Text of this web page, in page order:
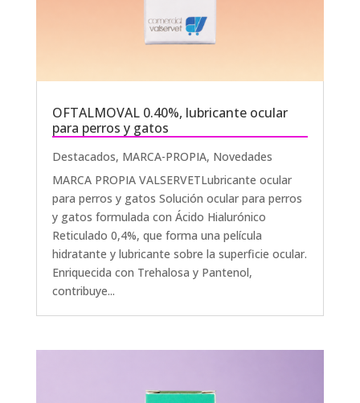
OFTALMOVAL 0.40%, lubricante ocular
para perros y gatos
Destacados, MARCA-PROPIA, Novedades
MARCA PROPIA VALSERVETLubricante ocular
para perros y gatos Solución ocular para perros
y gatos formulada con Ácido Hialurónico
Reticulado 0,4%, que forma una película
hidratante y lubricante sobre la superficie ocular.
Enriquecida con Trehalosa y Pantenol,
contribuye...